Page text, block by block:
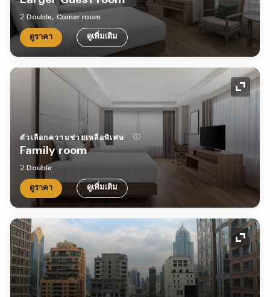
2 Double, Corner room
ดูราคา ดูเพิ่มเติม
ไอคอ
ตัวเลือกความช่วยเหลือพิเศษ
Family room
2 Double
ดูราคา ดูเพิ่มเติม
ไอคอ